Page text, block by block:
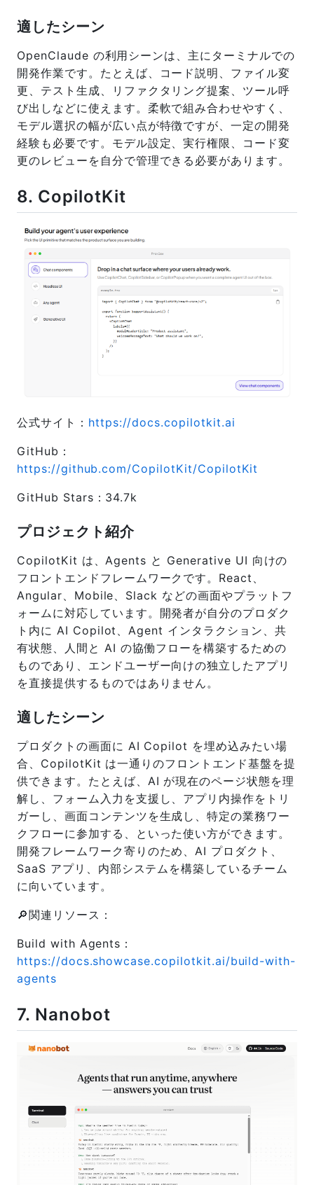
適したシーン
OpenClaude の利用シーンは、主にターミナルでの
開発作業です。たとえば、コード説明、ファイル変
更、テスト生成、リファクタリング提案、ツール呼
び出しなどに使えます。柔軟で組み合わせやすく、
モデル選択の幅が広い点が特徴ですが、一定の開発
経験も必要です。モデル設定、実行権限、コード変
更のレビューを自分で管理できる必要があります。
8. CopilotKit
公式サイト： https://docs.copilotkit.ai
GitHub：
https://github.com/CopilotKit/CopilotKit
GitHub Stars：34.7k
プロジェクト紹介
CopilotKit は、Agents と Generative UI 向けの
フロントエンドフレームワークです。React、
Angular、Mobile、Slack などの画面やプラットフ
ォームに対応しています。開発者が自分のプロダク
ト内に AI Copilot、Agent インタラクション、共
有状態、人間と AI の協働フローを構築するための
ものであり、エンドユーザー向けの独立したアプリ
を直接提供するものではありません。
適したシーン
プロダクトの画面に AI Copilot を埋め込みたい場
合、CopilotKit は一通りのフロントエンド基盤を提
供できます。たとえば、AI が現在のページ状態を理
解し、フォーム入力を支援し、アプリ内操作をトリ
ガーし、画面コンテンツを生成し、特定の業務ワー
クフローに参加する、といった使い方ができます。
開発フレームワーク寄りのため、AI プロダクト、
SaaS アプリ、内部システムを構築しているチーム
に向いています。
🔎関連リソース：
Build with Agents：
https://docs.showcase.copilotkit.ai/build-with-
agents
7. Nanobot